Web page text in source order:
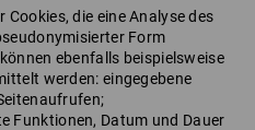
die eine Analyse des
Form
ebenfalls beispielsweise
werden: eingegebene
Funktionen, Datum und Dauer